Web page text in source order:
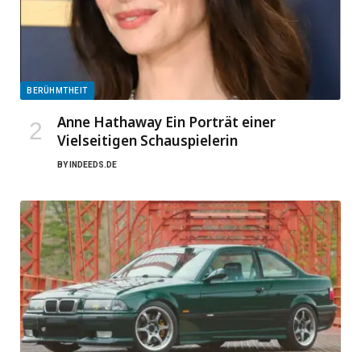
BERÜHMTHEIT
Anne Hathaway Ein Porträt einer
Vielseitigen Schauspielerin
BY INDEEDS.DE